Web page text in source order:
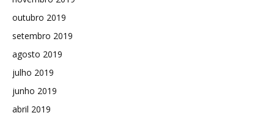
outubro 2019
setembro 2019
agosto 2019
julho 2019
junho 2019
abril 2019